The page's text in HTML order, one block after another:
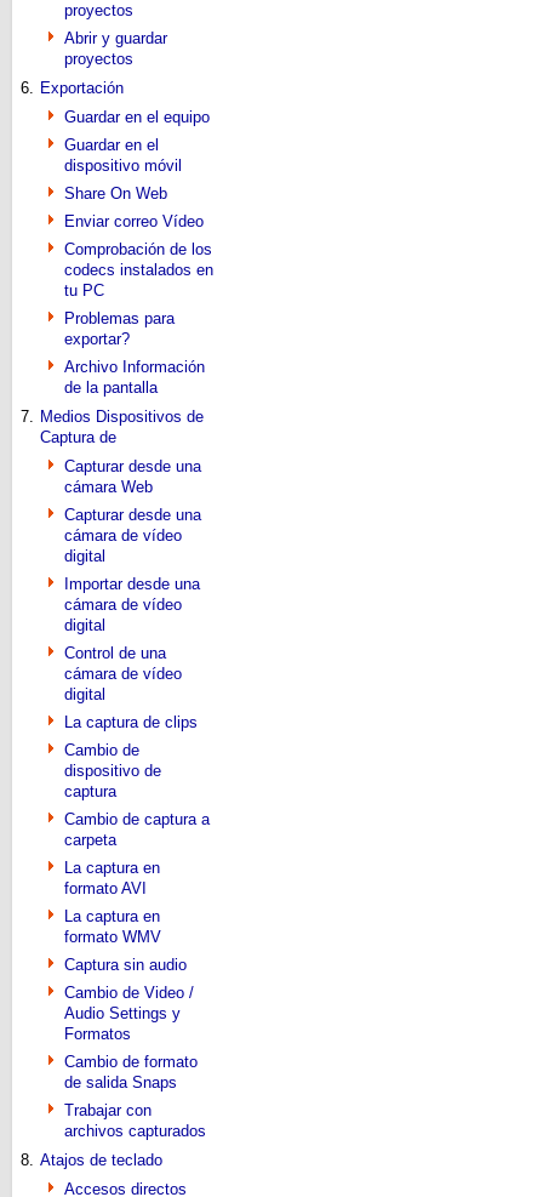
proyectos
Abrir y guardar
proyectos
6. Exportación
Guardar en el equipo
Guardar en el
dispositivo móvil
Share On Web
Enviar correo Vídeo
Comprobación de los
codecs instalados en
tu PC
Problemas para
exportar?
Archivo Información
de la pantalla
7. Medios Dispositivos de
Captura de
Capturar desde una
cámara Web
Capturar desde una
cámara de vídeo
digital
Importar desde una
cámara de vídeo
digital
Control de una
cámara de vídeo
digital
La captura de clips
Cambio de
dispositivo de
captura
Cambio de captura a
carpeta
La captura en
formato AVI
La captura en
formato WMV
Captura sin audio
Cambio de Video /
Audio Settings y
Formatos
Cambio de formato
de salida Snaps
Trabajar con
archivos capturados
8. Atajos de teclado
Accesos directos